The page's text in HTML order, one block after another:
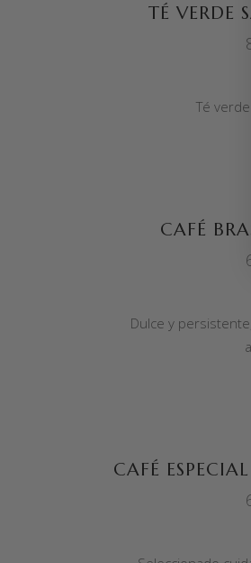
TÉ VERDE
Té
CAFÉ
Dulce y
CAFÉ